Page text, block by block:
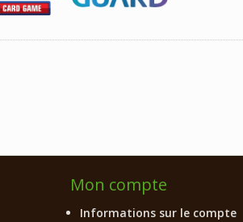
Mon compte
Informations sur le compte